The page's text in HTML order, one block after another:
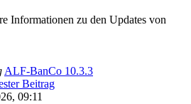
Informationen zu den Updates von
ALF-BanCo 10.3.3
Beitrag
09:11